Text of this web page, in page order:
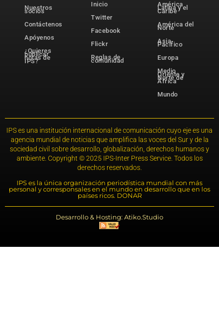
Nuestros
socios
Contáctenos
Apóyenos
¿Quieres
publicar
notas de
IPS?
Inicio
Twitter
Facebook
Flickr
Reglas de
comunidad
América
Latina y el
Caribe
América del
Norte
Asia-
Pacífico
Europa
Medio
Oriente y
Norte de
África
Mundo
IPS es una institución internacional de comunicación cuyo eje es una
agencia mundial de noticias que amplifica las voces del Sur y de la
sociedad civil sobre desarrollo, globalización, derechos humanos y
ambiente. Copyright © 2025 IPS-Inter Press Service. Todos los
derechos reservados.
IPS es la única organización periodística mundial con más
personal y corresponsales en el mundo en desarrollo que en los
países ricos. DONAR
Desarrollo & Hosting: Atiko.Studio